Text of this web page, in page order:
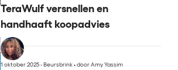
TeraWulf versnellen en
handhaaft koopadvies
1 oktober 2025 - Beursbrink•door Amy Yassim